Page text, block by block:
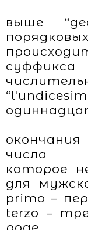
выше
числа
которое
для
primo –
terzo –